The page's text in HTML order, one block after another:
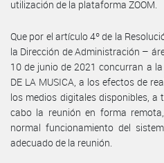
utilización de la plataforma ZOOM.
Que por el artículo 4º de la
la Dirección de Administración –
10 de junio de 2021 concurran a la
DE LA MUSICA, a los efectos de
los medios digitales disponibles, a
cabo la reunión en forma
normal funcionamiento del
adecuado de la reunión.